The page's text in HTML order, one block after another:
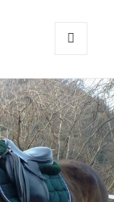
ーとウ
ィジェ
ット